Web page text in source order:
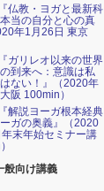
仏教・ヨガと最新科
当の自分と心の真
年1月26日 東京
ガリレオ以来の世界
到来へ：意識は私
ない！』（2020年
阪 100min）
解説ヨーガ根本経典
ガの奥義』（2020
末年始セミナー講
般向け講義